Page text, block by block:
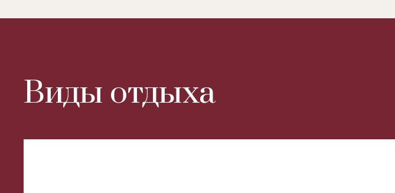
Виды отдыха